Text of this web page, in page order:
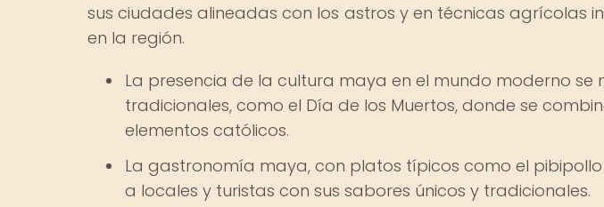
sus ciudades alineadas con los astros y en técnicas agrícolas
en la región.
La presencia de la cultura maya en el mundo moderno se
tradicionales, como el Día de los Muertos, donde se
elementos católicos.
La gastronomía maya, con platos típicos como el pibipollo
a locales y turistas con sus sabores únicos y tradicionales.